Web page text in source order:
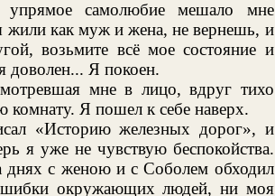
упрямое самолюбие мешало мне
жили как муж и жена, не вернешь, и
возьмите всё мое состояние и
доволен... Я покоен.
мне в лицо, вдруг тихо
комнату. Я пошел к себе наверх.
«Историю железных дорог», и
я уже не чувствую беспокойства.
днях с женою и с Соболем обходил
окружающих людей, ни моя